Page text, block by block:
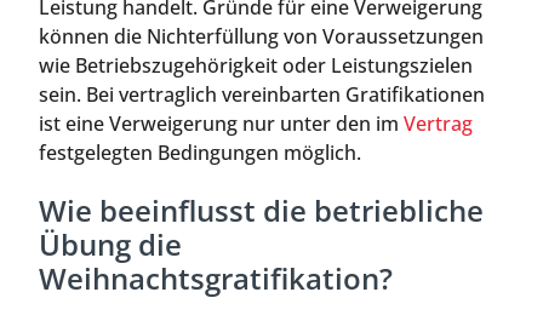
Leistung handelt. Gründe für eine Verweigerung
können die Nichterfüllung von Voraussetzungen
wie Betriebszugehörigkeit oder Leistungszielen
sein. Bei vertraglich vereinbarten Gratifikationen
ist eine Verweigerung nur unter den im Vertrag
festgelegten Bedingungen möglich.
Wie beeinflusst die betriebliche
Übung die
Weihnachtsgratifikation?